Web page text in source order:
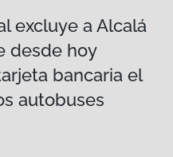
excluye a Alcalá
desde hoy
bancaria el
autobuses